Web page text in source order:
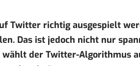
Twitter richtig ausgespielt
Das ist jedoch nicht nur
wählt der Twitter-Algorithmus